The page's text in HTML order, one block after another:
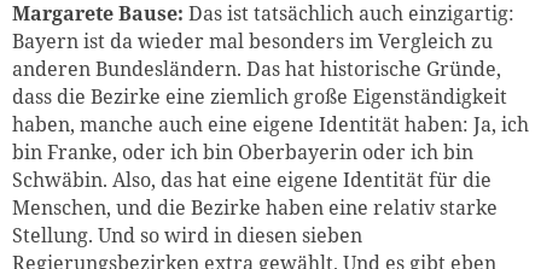
Margarete Bause: Das ist tatsächlich auch einzigartig:
Bayern ist da wieder mal besonders im Vergleich zu
anderen Bundesländern. Das hat historische Gründe,
dass die Bezirke eine ziemlich große Eigenständigkeit
haben, manche auch eine eigene Identität haben: Ja, ich
bin Franke, oder ich bin Oberbayerin oder ich bin
Schwäbin. Also, das hat eine eigene Identität für die
Menschen, und die Bezirke haben eine relativ starke
Stellung. Und so wird in diesen sieben
Regierungsbezirken extra gewählt. Und es gibt eben